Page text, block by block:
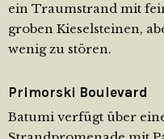
ein Traumstrand mit
groben Kieselsteinen,
wenig zu stören.
Primorski Boulevard
Batumi verfügt über